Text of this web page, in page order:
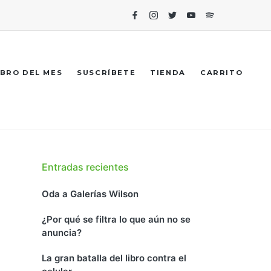
FacebookInstagram
TwitterYoutubeSpotify
DEL MES SUSCRÍBETE TIENDA CARRITO
Entradas recientes
Oda a Galerías Wilson
¿Por qué se filtra lo que aún no se
anuncia?
La gran batalla del libro contra el